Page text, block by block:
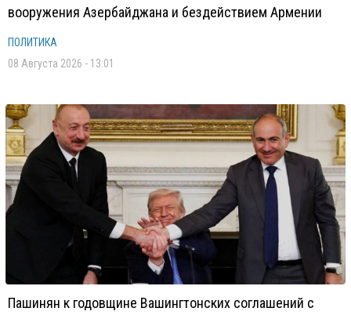
вооружения Азербайджана и бездействием Армении
ПОЛИТИКА
08 Августа 2026 - 13:01
Пашинян к годовщине Вашингтонских соглашений с